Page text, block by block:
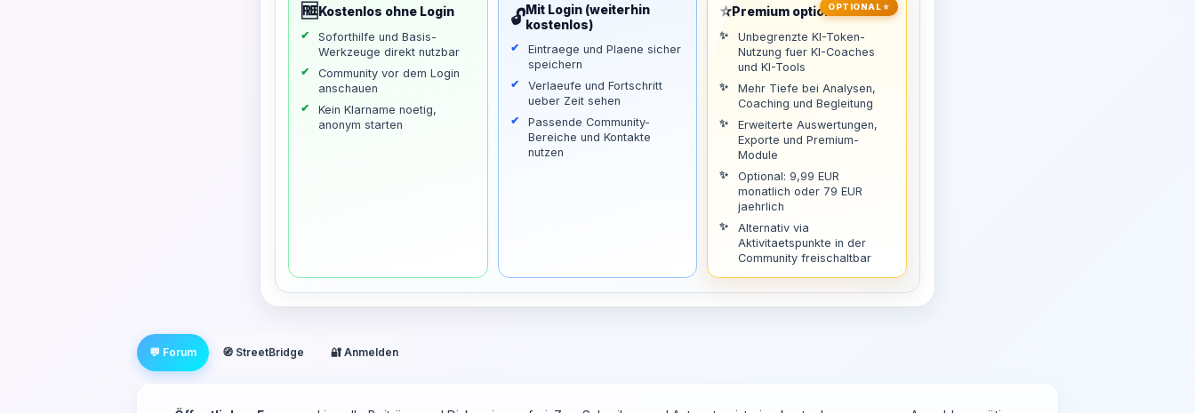
🆓 Kostenlos ohne Login
Soforthilfe und Basis-
Werkzeuge direkt nutzbar
Community vor dem Login
anschauen
Kein Klarname noetig,
anonym starten
🔓Mit Login (weiterhin
kostenlos)
Eintraege und Plaene sicher
speichern
Verlaeufe und Fortschritt
ueber Zeit sehen
Passende Community-
Bereiche und Kontakte
nutzen
OPTIONAL ⭐
⭐Premium optional
Unbegrenzte KI-Token-
Nutzung fuer KI-Coaches
und KI-Tools
Mehr Tiefe bei Analysen,
Coaching und Begleitung
Erweiterte Auswertungen,
Exporte und Premium-
Module
Optional: 9,99 EUR
monatlich oder 79 EUR
jaehrlich
Alternativ via
Aktivitaetspunkte in der
Community freischaltbar
💬 Forum 🧭 StreetBridge 🔐 Anmelden